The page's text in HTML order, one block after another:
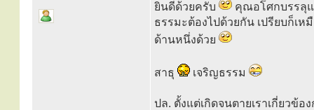
ยินดีด้วยครับ
คุณอโศกบรรลุแ
ธรรมะต้องไปด้วยกัน เปรียบก็เ
ด้านหนึ่งด้วย
สาธุ เจริญธรรม
ปล. ตั้งแต่เกิดจนตายเราเกี่ยวข้